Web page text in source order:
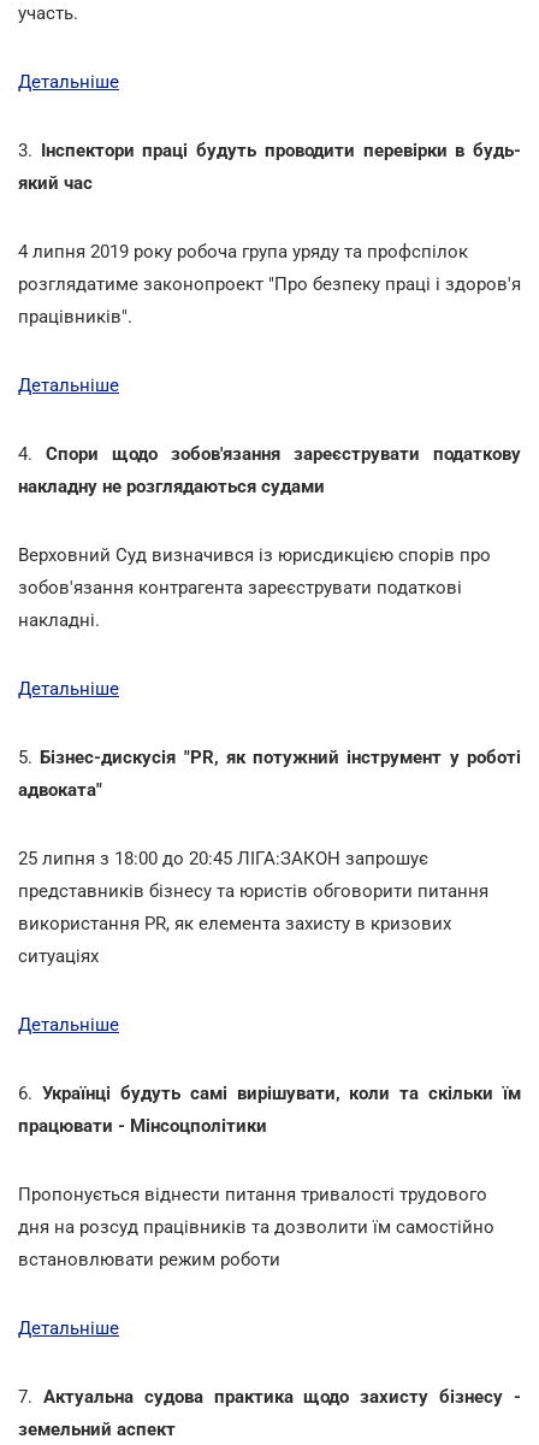
участь.
Детальніше
3. Інспектори праці будуть проводити перевірки в будь-
який час
4 липня 2019 року робоча група уряду та профспілок
розглядатиме законопроект "Про безпеку праці і здоров'я
працівників".
Детальніше
4. Спори щодо зобов'язання зареєструвати податкову
накладну не розглядаються судами
Верховний Суд визначився із юрисдикцією спорів про
зобов'язання контрагента зареєструвати податкові
накладні.
Детальніше
5.Бізнес-дискусія "PR, як потужний інструмент у роботі
адвоката"
25 липня з 18:00 до 20:45 ЛІГА:ЗАКОН запрошує
представників бізнесу та юристів обговорити питання
використання PR, як елемента захисту в кризових
ситуаціях
Детальніше
6. Українці будуть самі вирішувати, коли та скільки їм
працювати - Мінсоцполітики
Пропонується віднести питання тривалості трудового
дня на розсуд працівників та дозволити їм самостійно
встановлювати режим роботи
Детальніше
7. Актуальна судова практика щодо захисту бізнесу -
земельний аспект